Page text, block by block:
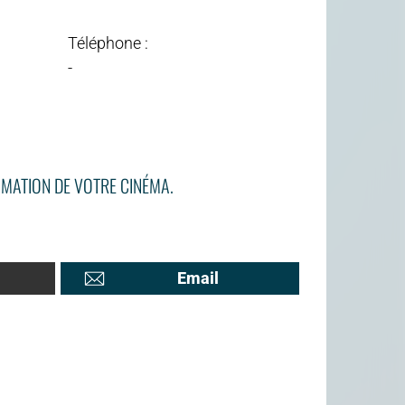
Téléphone :
-
DE VOTRE CINÉMA.
Email